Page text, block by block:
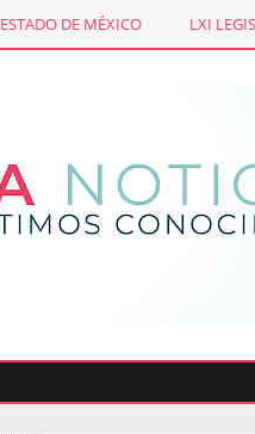
ESTADO DE MÉXICO LXI